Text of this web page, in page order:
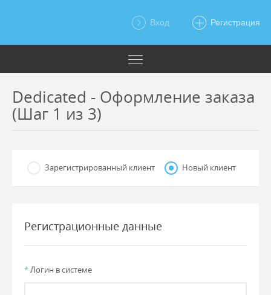
Вход Регистрация
Dedicated - Оформление заказа
(Шаг 1 из 3)
Зарегистрированный клиент Новый клиент
Регистрационные данные
*Логин в системе